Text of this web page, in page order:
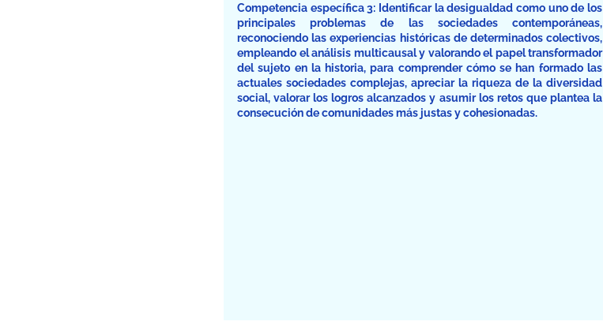
Competencia específica 3: Identificar la desigualdad como uno de los
principales problemas de las sociedades contemporáneas,
reconociendo las experiencias históricas de determinados colectivos,
empleando el análisis multicausal y valorando el papel transformador
del sujeto en la historia, para comprender cómo se han formado las
actuales sociedades complejas, apreciar la riqueza de la diversidad
social, valorar los logros alcanzados y asumir los retos que plantea la
consecución de comunidades más justas y cohesionadas.